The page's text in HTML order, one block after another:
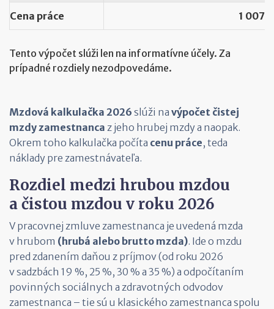
Cena práce 1
Tento výpočet slúži len na informatívne účely. Za
prípadné rozdiely nezodpovedáme.
Mzdová kalkulačka 2026 slúži na výpočet čistej
mzdy zamestnanca z jeho hrubej mzdy a naopak.
Okrem toho kalkulačka počíta cenu práce, teda
náklady pre zamestnávateľa.
Rozdiel medzi hrubou mzdou
a čistou mzdou v roku 2026
V pracovnej zmluve zamestnanca je uvedená mzda
v hrubom (hrubá alebo brutto mzda). Ide o mzdu
pred zdanením daňou z príjmov (od roku 2026
v sadzbách 19 %, 25 %, 30 % a 35 %) a odpočítaním
povinných sociálnych a zdravotných odvodov
zamestnanca – tie sú u klasického zamestnanca spolu